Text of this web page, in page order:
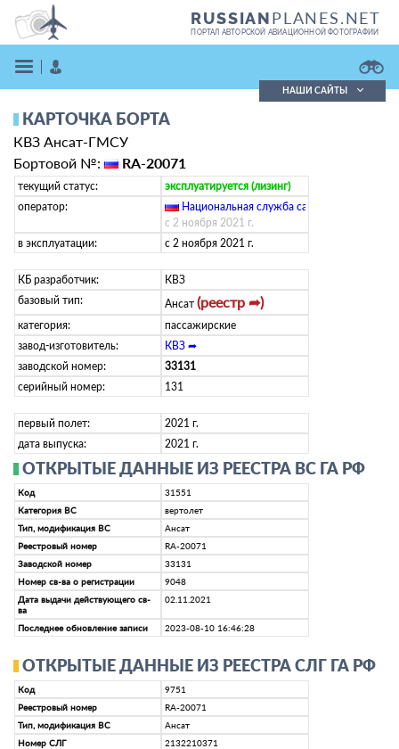
RUSSIANPLANES.NET
ПОРТАЛ АВТОРСКОЙ АВИАЦИОННОЙ ФОТОГРАФИИ
ВОЙТИ
ЗАРЕГИСТРИРОВАТЬСЯ
Поиск фотографий
Кратко
НАШИ САЙТЫ
КАРТОЧКА БОРТА
КВЗ Ансат-ГМСУ
Бортовой №:
RA-20071
текущий статус:
эксплуатируется (лизинг)
оператор:
Национальная служба санитарной авиации
с 2 ноября 2021 г.
в эксплуатации:
с 2 ноября 2021 г.
КБ разработчик:
КВЗ
базовый тип:
Ансат (реестр ➦)
категория:
пассажирские
завод-изготовитель:
КВЗ ➦
заводской номер:
33131
серийный номер:
131
первый полет:
2021 г.
дата выпуска:
2021 г.
ОТКРЫТЫЕ ДАННЫЕ ИЗ РЕЕСТРА ВС ГА РФ
Код
31551
Категория ВС
вертолет
Тип, модификация ВС
Ансат
Реестровый номер
RA-20071
Заводской номер
33131
Номер св-ва о регистрации
9048
Дата выдачи действующего св-
ва
02.11.2021
Последнее обновление записи 2023-08-10 16:46:28
ОТКРЫТЫЕ ДАННЫЕ ИЗ РЕЕСТРА СЛГ ГА РФ
Код
9751
Реестровый номер
RA-20071
Тип, модификация ВС
Ансат
Номер СЛГ
2132210371